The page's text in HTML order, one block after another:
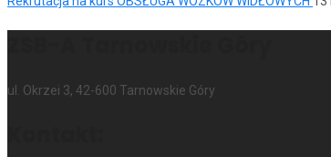
ul. Okrzei 3, 42-600 Tarnowskie Góry